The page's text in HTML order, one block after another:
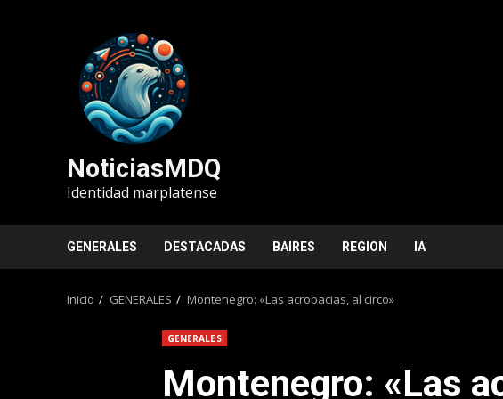
NoticiasMDQ
Identidad marplatense
GENERALES DESTACADAS BAIRES REGION IA
Inicio GENERALES Montenegro: «Las acrobacias, al circo»
GENERALES
Montenegro: «Las